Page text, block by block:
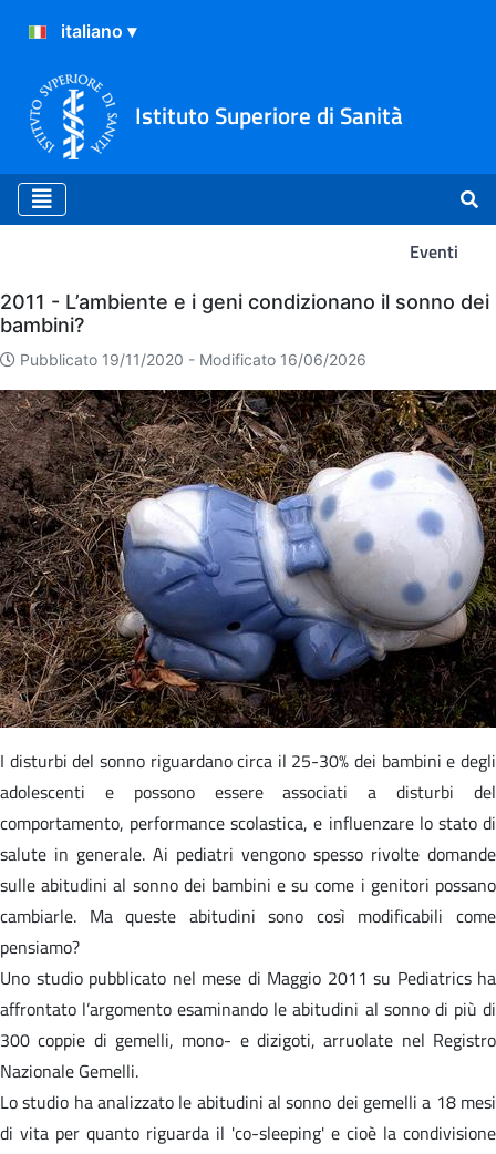
Istituto Superiore di Sanità
Eventi
Eventi
2011 - L’ambiente e i geni condizionano il sonno dei
bambini?
Pubblicato 19/11/2020 - Modificato 16/06/2026
I disturbi del sonno riguardano circa il 25-30% dei bambini e degli
adolescenti e possono essere associati a disturbi del
comportamento, performance scolastica, e influenzare lo stato di
salute in generale. Ai pediatri vengono spesso rivolte domande
sulle abitudini al sonno dei bambini e su come i genitori possano
cambiarle. Ma queste abitudini sono così modificabili come
pensiamo?
Uno studio pubblicato nel mese di Maggio 2011 su Pediatrics ha
affrontato l’argomento esaminando le abitudini al sonno di più di
300 coppie di gemelli, mono- e dizigoti, arruolate nel Registro
Nazionale Gemelli.
Lo studio ha analizzato le abitudini al sonno dei gemelli a 18 mesi
di vita per quanto riguarda il 'co-sleeping' e cioè la condivisione